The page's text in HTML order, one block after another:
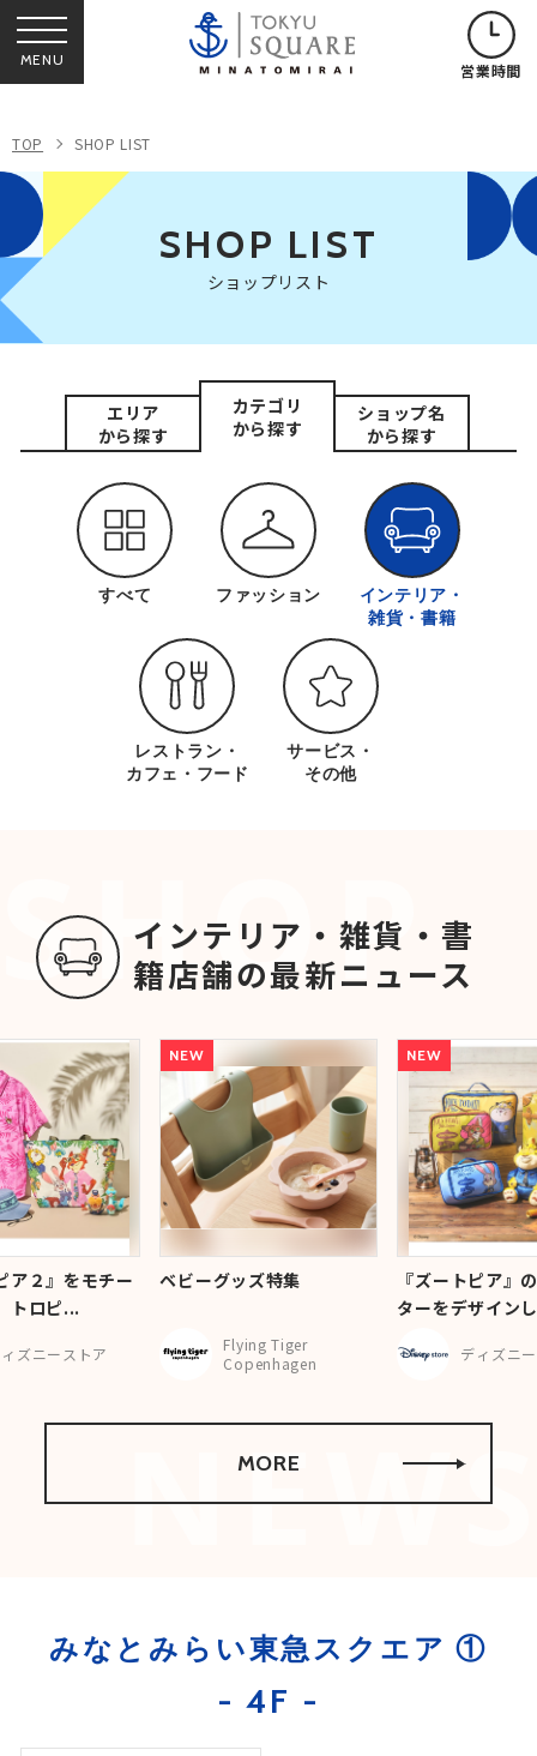
MENU 営業時間
TOP SHOP LIST
SHOP LIST
ショップリスト
エリア
から探す
カテゴリ
から探す
ショップ名
から探す
すべて ファッション
インテリア・
雑貨・書籍
レストラン・
カフェ・フード
サービス・
その他
インテリア・雑貨・書
籍店舗の最新ニュース
ア２』をモチー
トロピ...
ズニーストア
NEW
ベビーグッズ特集
Flying Tiger
Copenhagen
NEW
『ズートピア』
ターをデザイン
ディズニ
MORE
みなとみらい東急スクエア ①
- 4F -